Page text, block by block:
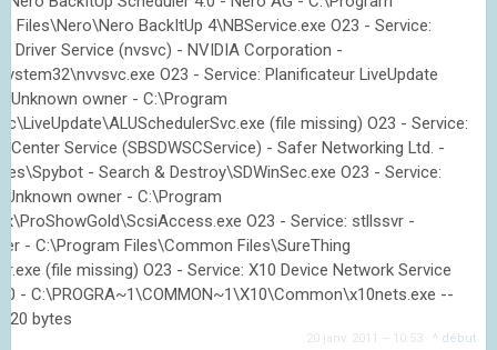
Files\Nero\Nero BackItUp 4\NBService.exe O23 - Service:
Driver Service (nvsvc) - NVIDIA Corporation -
O23 - Service: Planificateur LiveUpdate
Unknown owner - C:\Program
(file missing) O23 - Service:
Center Service (SBSDWSCService) - Safer Networking Ltd. -
- Search & Destroy\SDWinSec.exe O23 - Service:
owner - C:\Program
O23 - Service: stllssvr -
- C:\Program Files\Common Files\SureThing
(file missing) O23 - Service: X10 Device Network Service
- C:\PROGRA~1\COMMON~1\X10\Common\x10nets.exe --
bytes
20 janv. 2011 – 10:53 ^ début